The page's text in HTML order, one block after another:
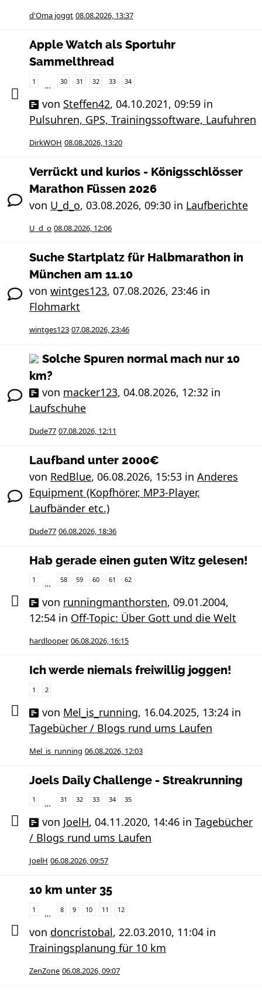
d'Oma joggt 08.08.2026, 13:37
Apple Watch als Sportuhr
Sammelthread
1 … 30 31 32 33 34
von Steffen42, 04.10.2021, 09:59 in
Pulsuhren, GPS, Trainingssoftware, Laufuhren
DirkWOH 08.08.2026, 13:20
Verrückt und kurios - Königsschlösser
Marathon Füssen 2026
von U_d_o, 03.08.2026, 09:30 in Laufberichte
U_d_o 08.08.2026, 12:06
Suche Startplatz für Halbmarathon in
München am 11.10
von wintges123, 07.08.2026, 23:46 in
Flohmarkt
wintges123 07.08.2026, 23:46
Solche Spuren normal mach nur 10
km?
von macker123, 04.08.2026, 12:32 in
Laufschuhe
Dude77 07.08.2026, 12:11
Laufband unter 2000€
von RedBlue, 06.08.2026, 15:53 in Anderes
Equipment (Kopfhörer, MP3-Player,
Laufbänder etc.)
Dude77 06.08.2026, 18:36
Hab gerade einen guten Witz gelesen!
1 … 58 59 60 61 62
von runningmanthorsten, 09.01.2004,
12:54 in Off-Topic: Über Gott und die Welt
hardlooper 06.08.2026, 16:15
Ich werde niemals freiwillig joggen!
1 2
von Mel_is_running, 16.04.2025, 13:24 in
Tagebücher / Blogs rund ums Laufen
Mel_is_running 06.08.2026, 12:03
Joels Daily Challenge - Streakrunning
1 … 31 32 33 34 35
von JoelH, 04.11.2020, 14:46 in Tagebücher
/ Blogs rund ums Laufen
JoelH 06.08.2026, 09:57
10 km unter 35
1 … 8 9 10 11 12
von doncristobal, 22.03.2010, 11:04 in
Trainingsplanung für 10 km
ZenZone 06.08.2026, 09:07